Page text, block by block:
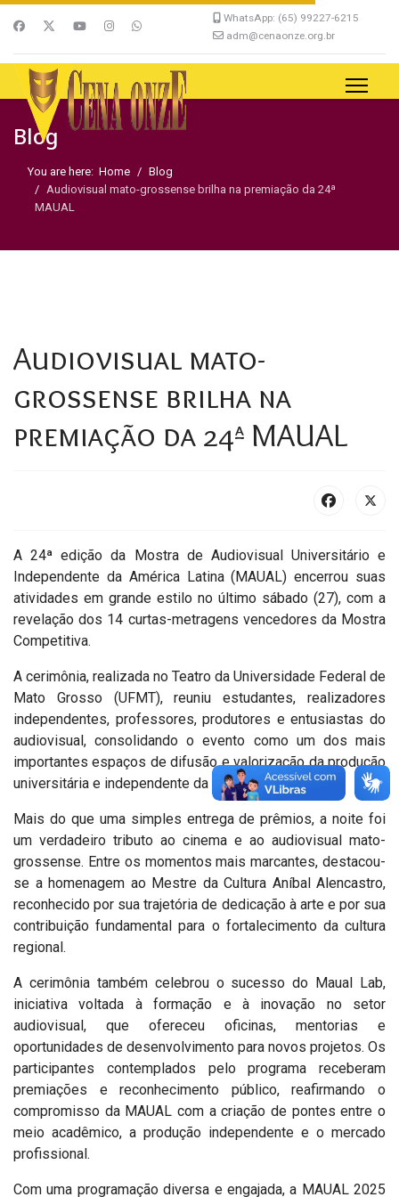
WhatsApp: (65) 99227-6215
adm@cenaonze.org.br
Blog
You are here: Home
Blog
Audiovisual mato-grossense brilha na premiação da 24ª
MAUAL
Audiovisual mato-
grossense brilha na
premiação da 24ª MAUAL
A 24ª edição da Mostra de Audiovisual Universitário e
Independente da América Latina (MAUAL) encerrou suas
atividades em grande estilo no último sábado (27), com a
revelação dos 14 curtas-metragens vencedores da Mostra
Competitiva.
A cerimônia, realizada no Teatro da Universidade Federal de
Mato Grosso (UFMT), reuniu estudantes, realizadores
independentes, professores, produtores e entusiastas do
audiovisual, consolidando o evento como um dos mais
importantes espaços de difusão e valorização da produção
universitária e independente da América Latina.
Mais do que uma simples entrega de prêmios, a noite foi
um verdadeiro tributo ao cinema e ao audiovisual mato-
grossense. Entre os momentos mais marcantes, destacou-
se a homenagem ao Mestre da Cultura Aníbal Alencastro,
reconhecido por sua trajetória de dedicação à arte e por sua
contribuição fundamental para o fortalecimento da cultura
regional.
A cerimônia também celebrou o sucesso do Maual Lab,
iniciativa voltada à formação e à inovação no setor
audiovisual, que ofereceu oficinas, mentorias e
oportunidades de desenvolvimento para novos projetos. Os
participantes contemplados pelo programa receberam
premiações e reconhecimento público, reafirmando o
compromisso da MAUAL com a criação de pontes entre o
meio acadêmico, a produção independente e o mercado
profissional.
Com uma programação diversa e engajada, a MAUAL 2025